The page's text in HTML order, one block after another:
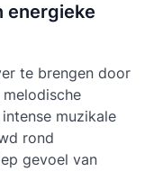
energieke
te brengen door
muzikale
rond
gevoel van